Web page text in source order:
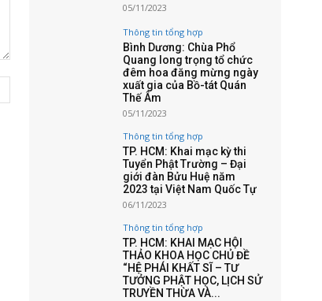
05/11/2023
Thông tin tổng hợp
Bình Dương: Chùa Phổ
Quang long trọng tổ chức
đêm hoa đăng mừng ngày
xuất gia của Bồ-tát Quán
Thế Âm
05/11/2023
Thông tin tổng hợp
TP. HCM: Khai mạc kỳ thi
Tuyển Phật Trường – Đại
giới đàn Bửu Huệ năm
2023 tại Việt Nam Quốc Tự
06/11/2023
Thông tin tổng hợp
TP. HCM: KHAI MẠC HỘI
THẢO KHOA HỌC CHỦ ĐỀ
“HỆ PHÁI KHẤT SĨ – TƯ
TƯỞNG PHẬT HỌC, LỊCH SỬ
TRUYỀN THỪA VÀ...